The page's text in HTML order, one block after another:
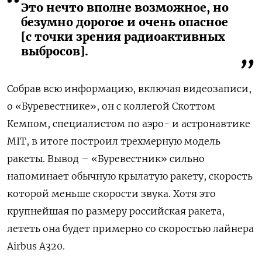
Это нечто вполне возможное, но
безумно дорогое и очень опасное
[с точки зрения радиоактивных
выбросов].
Собрав всю информацию, включая видеозаписи,
о «Буревестнике», он с коллегой Скоттом
Кемпом, специалистом по аэро- и астронавтике
MIT, в итоге построил трехмерную модель
ракеты. Вывод – «Буревестник» сильно
напоминает обычную крылатую ракету, скорость
которой меньше скорости звука. Хотя это
крупнейшая по размеру российская ракета,
лететь она будет примерно со скоростью лайнера
Airbus A320.